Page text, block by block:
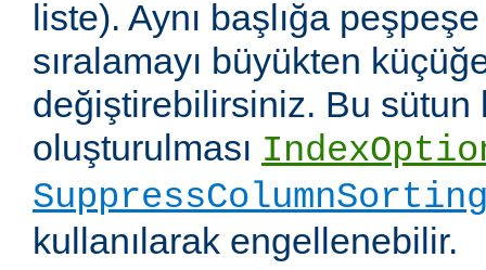
liste). Aynı başlığa
sıralamayı büyükten
değiştirebilirsiniz. Bu sütun
oluşturulması
kullanılarak engellenebilir.